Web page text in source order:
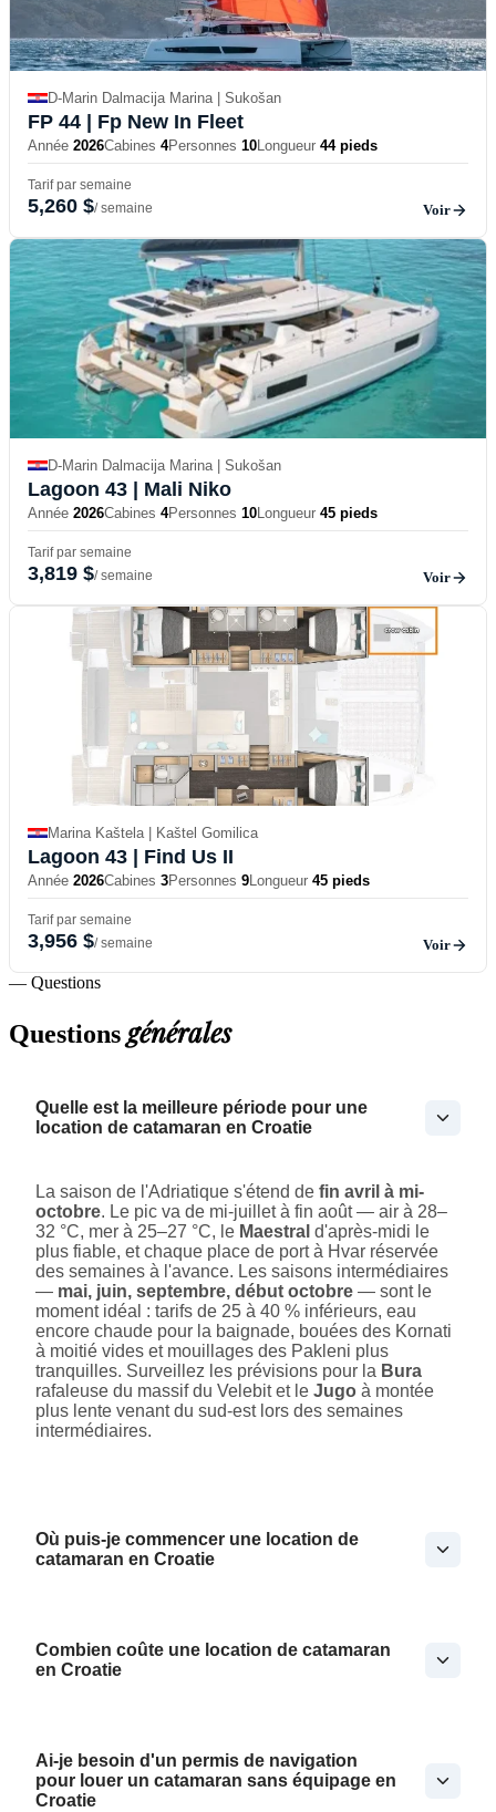
D-Marin Dalmacija Marina | Sukošan
FP 44 | Fp New In Fleet
Année 2026Cabines 4Personnes 10Longueur 44 pieds
Tarif par semaine
5,260 $/ semaine Voir
D-Marin Dalmacija Marina | Sukošan
Lagoon 43 | Mali Niko
Année 2026Cabines 4Personnes 10Longueur 45 pieds
Tarif par semaine
3,819 $/ semaine Voir
Marina Kaštela | Kaštel Gomilica
Lagoon 43 | Find Us II
Année 2026Cabines 3Personnes 9Longueur 45 pieds
Tarif par semaine
3,956 $/ semaine Voir
— Questions
Questionsgénérales
Quelle est la meilleure période pour une
location de catamaran en Croatie
La saison de l'Adriatique s'étend de fin avril à mi-
octobre. Le pic va de mi-juillet à fin août — air à 28–
32 °C, mer à 25–27 °C, le Maestral d'après-midi le
plus fiable, et chaque place de port à Hvar réservée
des semaines à l'avance. Les saisons intermédiaires
— mai, juin, septembre, début octobre — sont le
moment idéal : tarifs de 25 à 40 % inférieurs, eau
encore chaude pour la baignade, bouées des Kornati
à moitié vides et mouillages des Pakleni plus
tranquilles. Surveillez les prévisions pour la Bura
rafaleuse du massif du Velebit et le Jugo à montée
plus lente venant du sud-est lors des semaines
intermédiaires.
Où puis-je commencer une location de
catamaran en Croatie
Combien coûte une location de catamaran
en Croatie
Ai-je besoin d'un permis de navigation
pour louer un catamaran sans équipage en
Croatie